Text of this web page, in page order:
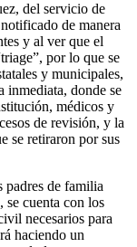
del servicio de
de manera
y al ver que el
por lo que se
y municipales,
inmediata, donde se
médicos y
de revisión, y la
se retiraron por sus
padres de familia
cuenta con los
necesarios para
haciendo un